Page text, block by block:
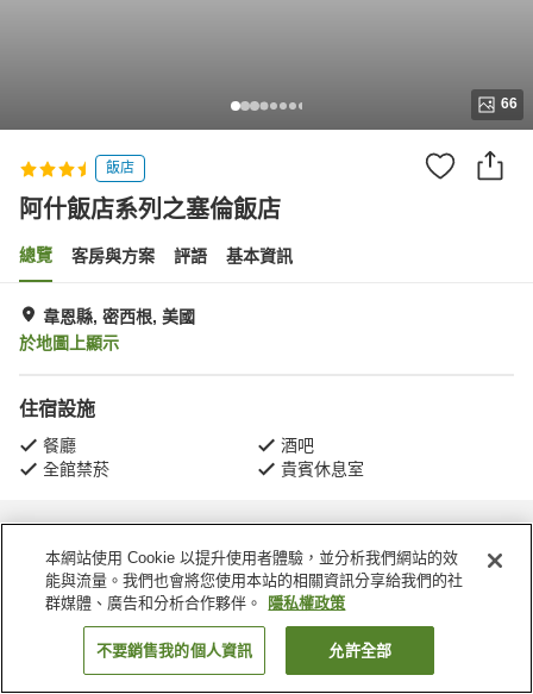
66
飯店
阿什飯店系列之塞倫飯店
總覽 客房與方案 評語 基本資訊
韋恩縣, 密西根, 美國
於地圖上顯示
住宿設施
餐廳
酒吧
全館禁菸
貴賓休息室
首頁 美國 密西根 韋恩縣 阿什飯店系列之塞倫飯店
找客房
本網站使用 Cookie 以提升使用者體驗，並分析我們網站的效
能與流量。我們也會將您使用本站的相關資訊分享給我們的社
群媒體、廣告和分析合作夥伴。
隱私權政策
不要銷售我的個人資訊 允許全部